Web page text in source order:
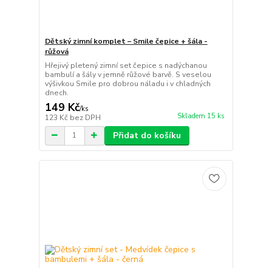
Dětský zimní komplet – Smile čepice + šála -
růžová
Hřejivý pletený zimní set čepice s nadýchanou
bambulí a šály v jemně růžové barvě. S veselou
výšivkou Smile pro dobrou náladu i v chladných
dnech.
149 Kč/ks
123 Kč bez DPH Skladem 15 ks
Přidat do košíku